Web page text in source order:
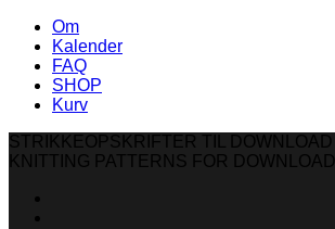
Om
Kalender
FAQ
SHOP
Kurv
STRIKKEOPSKRIFTER TIL DOWNLOAD
KNITTING PATTERNS FOR DOWNLOAD